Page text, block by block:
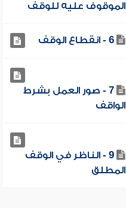
الموقوف عليه للوقف
6 - انقطاع الوقف
7 - صور العمل بشرط
الواقف
9 - الناظر في الوقف
المطلق